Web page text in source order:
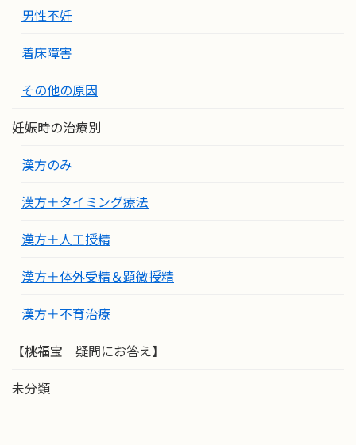
男性不妊
着床障害
その他の原因
妊娠時の治療別
漢方のみ
漢方＋タイミング療法
漢方＋人工授精
漢方＋体外受精＆顕微授精
漢方＋不育治療
【桃福宝 疑問にお答え】
未分類